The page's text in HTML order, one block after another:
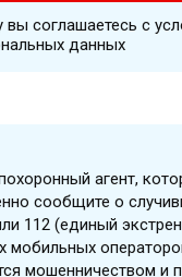
соглашаетесь с
данных
агент,
сообщите о
112 (единый
мобильных
мошенничеством и